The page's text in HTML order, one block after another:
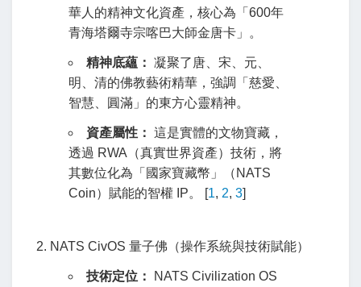
華人的精神文化資產，核心為「600年
青海塔爾寺宗喀巴大師金唐卡」。
精神底蘊： 凝聚了唐、宋、元、
明、清的佛教藝術精華，強調「慈愛、
智慧、圓滿」的東方心靈精神。
資產屬性： 這是實體的文物寶藏，
透過 RWA（真實世界資產）技術，將
其數位化為「國家寶藏幣」（NATS
Coin）賦能的智權 IP。
[1, 2, 3]
2. NATS CivOS 量子佛（操作系統與技術賦能）
技術定位：
NATS Civilization OS